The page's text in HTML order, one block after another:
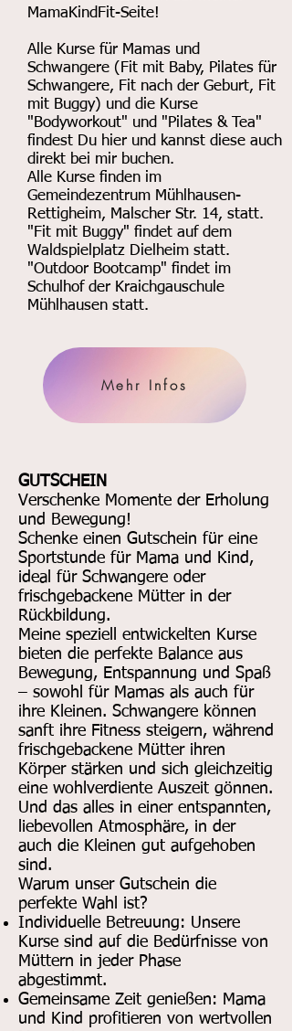
MamaKindFit-Seite!
Alle Kurse für Mamas und
Schwangere (Fit mit Baby, Pilates für
Schwangere, Fit nach der Geburt, Fit
mit Buggy) und die Kurse
"Bodyworkout" und "Pilates & Tea"
findest Du hier und kannst diese auch
direkt bei mir buchen.
Alle Kurse finden im
Gemeindezentrum Mühlhausen-
Rettigheim, Malscher Str. 14, statt.
​"Fit mit Buggy" findet auf dem
Waldspielplatz Dielheim statt.
"Outdoor Bootcamp" findet im
Schulhof der Kraichgauschule
Mühlhausen statt.
Mehr Infos
GUTSCHEIN
Verschenke Momente der Erholung
und Bewegung!
Schenke einen Gutschein für eine
Sportstunde für Mama und Kind,
ideal für Schwangere oder
frischgebackene Mütter in der
Rückbildung.
Meine speziell entwickelten Kurse
bieten die perfekte Balance aus
Bewegung, Entspannung und Spaß
– sowohl für Mamas als auch für
ihre Kleinen. Schwangere können
sanft ihre Fitness steigern, während
frischgebackene Mütter ihren
Körper stärken und sich gleichzeitig
eine wohlverdiente Auszeit gönnen.
Und das alles in einer entspannten,
liebevollen Atmosphäre, in der
auch die Kleinen gut aufgehoben
sind.
Warum unser Gutschein die
perfekte Wahl ist?
Individuelle Betreuung: Unsere
Kurse sind auf die Bedürfnisse von
Müttern in jeder Phase
abgestimmt.
Gemeinsame Zeit genießen: Mama
und Kind profitieren von wertvollen